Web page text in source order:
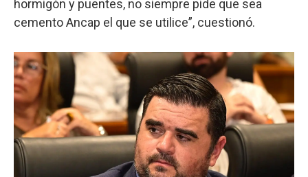
hormigón y puentes, no siempre pide que sea
cemento Ancap el que se utilice”, cuestionó.